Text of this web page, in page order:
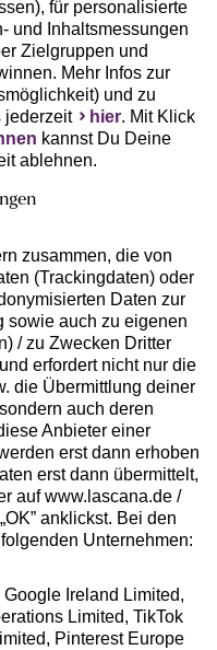
für personalisierte
und Inhaltsmessungen
Zielgruppen und
Mehr Infos zur
und zu
jederzeit
hier. Mit Klick
kannst Du Deine
ablehnen.
zusammen, die von
(Trackingdaten) oder
Daten zur
sowie auch zu eigenen
/ zu Zwecken Dritter
erfordert nicht nur die
die Übermittlung deiner
auch deren
Anbieter einer
erst dann erhoben
erst dann übermittelt,
auf www.lascana.de /
anklickst. Bei den
Unternehmen:
Ireland Limited,
Limited, TikTok
Pinterest Europe